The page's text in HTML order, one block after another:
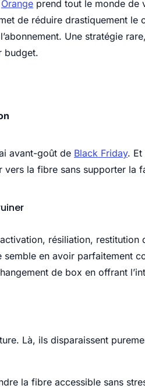
Orange prend tout le monde de
de réduire drastiquement le
Une stratégie
budget.
avant-goût de Black Friday. Et
la fibre sans supporter la
résiliation, restitution
en avoir parfaitement
de box en offrant
Là, ils disparaissent
la fibre accessible sans